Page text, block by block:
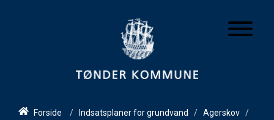
Forside / Indsatsplaner for grundvand / Agerskov /